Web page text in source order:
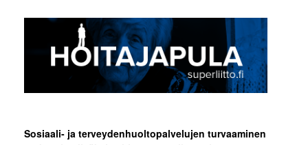
Sosiaali- ja terveydenhuoltopalvelujen turvaaminen